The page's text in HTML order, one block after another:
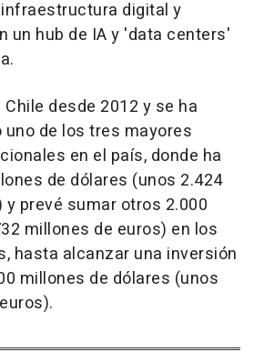
digital y
un hub de IA y 'data centers'
desde 2012 y se ha
de los tres mayores
en el país, donde ha
de dólares (unos 2.424
prevé sumar otros 2.000
millones de euros) en los
hasta alcanzar una inversión
millones de dólares (unos